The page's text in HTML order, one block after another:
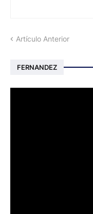
Artículo Anterior
FERNANDEZ